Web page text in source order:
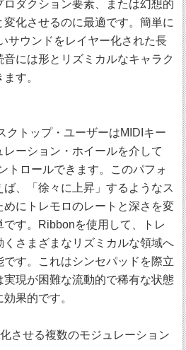
ダクション要素、または幻想的
化させるのに最適です。簡単に
サウンドをレイヤー化された長
には形とリズミカルなキャラク
す。
クトップ・ユーザーはMIDIキー
ーション・ホイールを介して
トロールできます。このパフォ
、「徐々に上昇」するようなス
にトレモロのレートと深さを変
です。Ribbonを使用して、トレ
さまざまなリズミカルな領域へ
す。これはシンセパッドを際立
現が困難な流動的で稀有な状態
果的です。
させる複数のモジュレーション